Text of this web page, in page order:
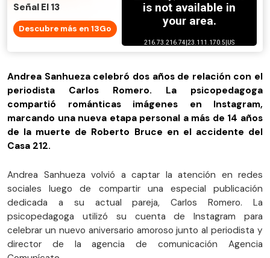
Señal El 13
Descubre más en 13Go
Andrea Sanhueza celebró dos años de relación con el
periodista Carlos Romero. La psicopedagoga
compartió románticas imágenes en Instagram,
marcando una nueva etapa personal a más de 14 años
de la muerte de Roberto Bruce en el accidente del
Casa 212.
Andrea Sanhueza volvió a captar la atención en redes
sociales luego de compartir una especial publicación
dedicada a su actual pareja, Carlos Romero. La
psicopedagoga utilizó su cuenta de Instagram para
celebrar un nuevo aniversario amoroso junto al periodista y
director de la agencia de comunicación Agencia